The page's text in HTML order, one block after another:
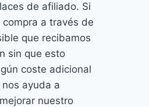
de afiliado. Si
compra a través de
que recibamos
sin que esto
coste adicional
ayuda a
nuestro